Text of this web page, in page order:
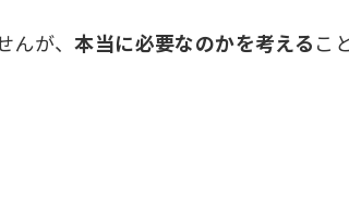
んが、本当に必要なのかを考えるこ